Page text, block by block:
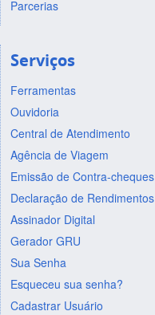
Parcerias
Serviços
Ferramentas
Ouvidoria
Central de Atendimento
Agência de Viagem
Emissão de Contra-cheques
Declaração de Rendimentos
Assinador Digital
Gerador GRU
Sua Senha
Esqueceu sua senha?
Cadastrar Usuário